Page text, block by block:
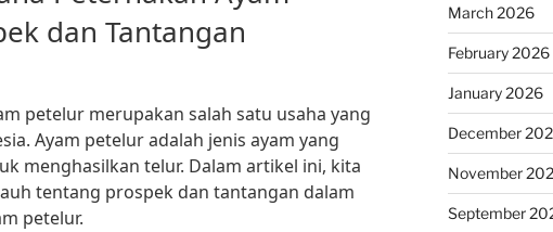
dan Tantangan
petelur merupakan salah satu usaha yang
Ayam petelur adalah jenis ayam yang
menghasilkan telur. Dalam artikel ini, kita
tentang prospek dan tantangan dalam
petelur.
March 2026
February 2026
January 2026
December
November
September